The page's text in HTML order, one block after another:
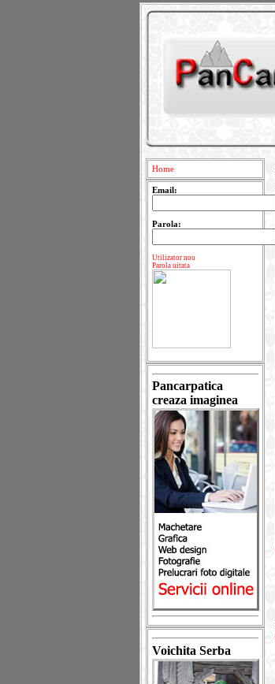
Home
Email:
Parola:
Utilizator nou
Parola uitata
Pancarpatica
creaza imaginea
Voichita Serba